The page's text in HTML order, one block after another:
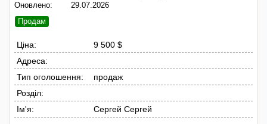
Оновлено:
29.07.2026
Продам
Ціна:
9 500 $
Адреса:
Тип оголошення:
продаж
Розділ:
Ім'я:
Сергей Сергей